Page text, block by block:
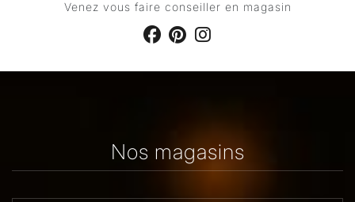
Venez vous faire conseiller en magasin
Nos magasins